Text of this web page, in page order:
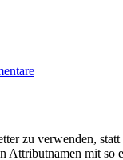
zu
zu verwenden,
mit